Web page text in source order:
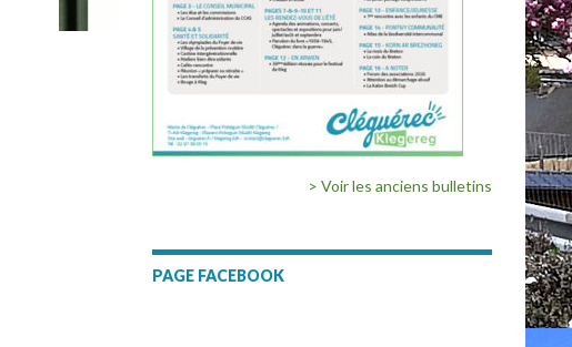
> Voir les anciens bulletins
PAGE FACEBOOK